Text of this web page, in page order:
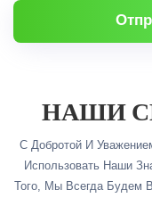
НАШИ
С Добротой И
Использовать Наши
Того, Мы Всегда Будем